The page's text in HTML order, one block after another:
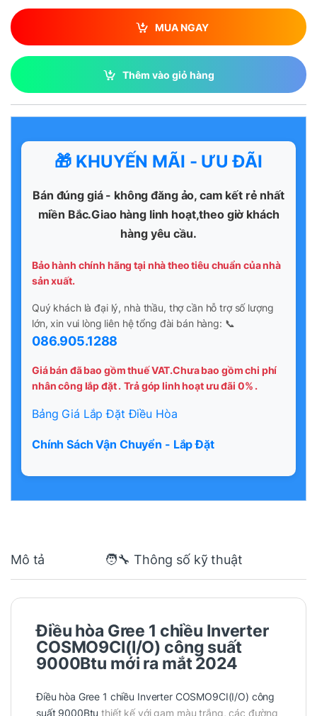
MUA NGAY
Thêm vào giỏ hàng
🎁 KHUYẾN MÃI - ƯU ĐÃI
Bán đúng giá - không đăng ảo, cam kết rẻ nhất
miền Bắc.Giao hàng linh hoạt,theo giờ khách
hàng yêu cầu.
Bảo hành chính hãng tại nhà theo tiêu chuẩn của nhà
sản xuất.
Quý khách là đại lý, nhà thầu, thợ cần hỗ trợ số lượng
lớn, xin vui lòng liên hệ tổng đài bán hàng: 📞
086.905.1288
Giá bán đã bao gồm thuế VAT.Chưa bao gồm chi phí
nhân công lắp đặt . Trả góp linh hoạt ưu đãi 0% .
Bảng Giá Lắp Đặt Điều Hòa
Chính Sách Vận Chuyển - Lắp Đặt
Mô tả 🧑‍🔧 Thông số kỹ thuật
Điều hòa Gree 1 chiều Inverter
COSMO9CI(I/O) công suất
9000Btu mới ra mắt 2024
Điều hòa Gree 1 chiều Inverter COSMO9CI(I/O) công
suất 9000Btu thiết kế với gam màu trắng, các đường